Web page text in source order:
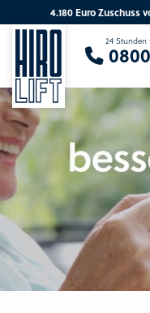
4.180 Euro Zuschuss
24 Stunden
Ihre PLZ